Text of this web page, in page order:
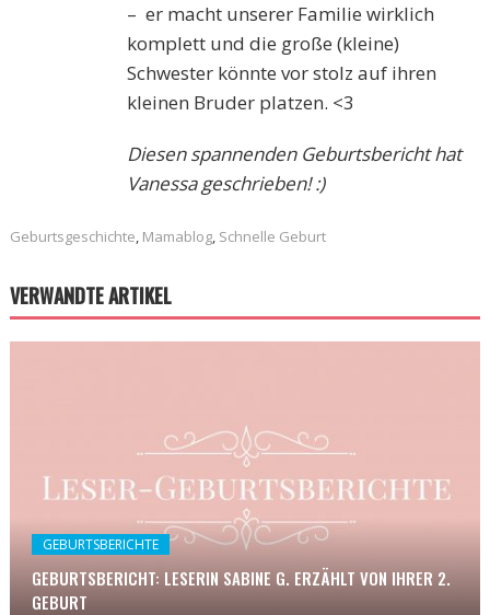
– er macht unserer Familie wirklich
komplett und die große (kleine)
Schwester könnte vor stolz auf ihren
kleinen Bruder platzen. <3
Diesen spannenden Geburtsbericht hat
Vanessa geschrieben! :)
Geburtsgeschichte, Mamablog, Schnelle Geburt
VERWANDTE ARTIKEL
GEBURTSBERICHTE
GEBURTSBERICHT: LESERIN SABINE G. ERZÄHLT VON IHRER 2.
GEBURT